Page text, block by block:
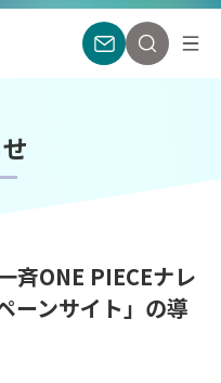
斉ONE PIECEナレ
ーンサイト」の導